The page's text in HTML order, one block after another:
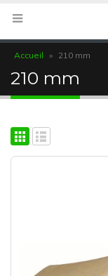
Accueil » 210 mm
210 mm